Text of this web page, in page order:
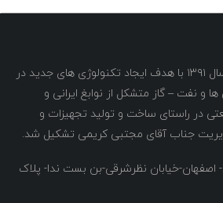
تیم پارسیان هلدینگ در سال ۱۳۹۱ با هدف ایجاد تکنولوژی های جدید در
و نفت – گاز متشکل از نوابغ ایرانی و
در راستای ساخت و تولید تجهیزات و
جناب آقای مجتبی کریمی تشکیل شد.
اصفهان-خیابان نظرشرقی-بن بست ندا- پلاک